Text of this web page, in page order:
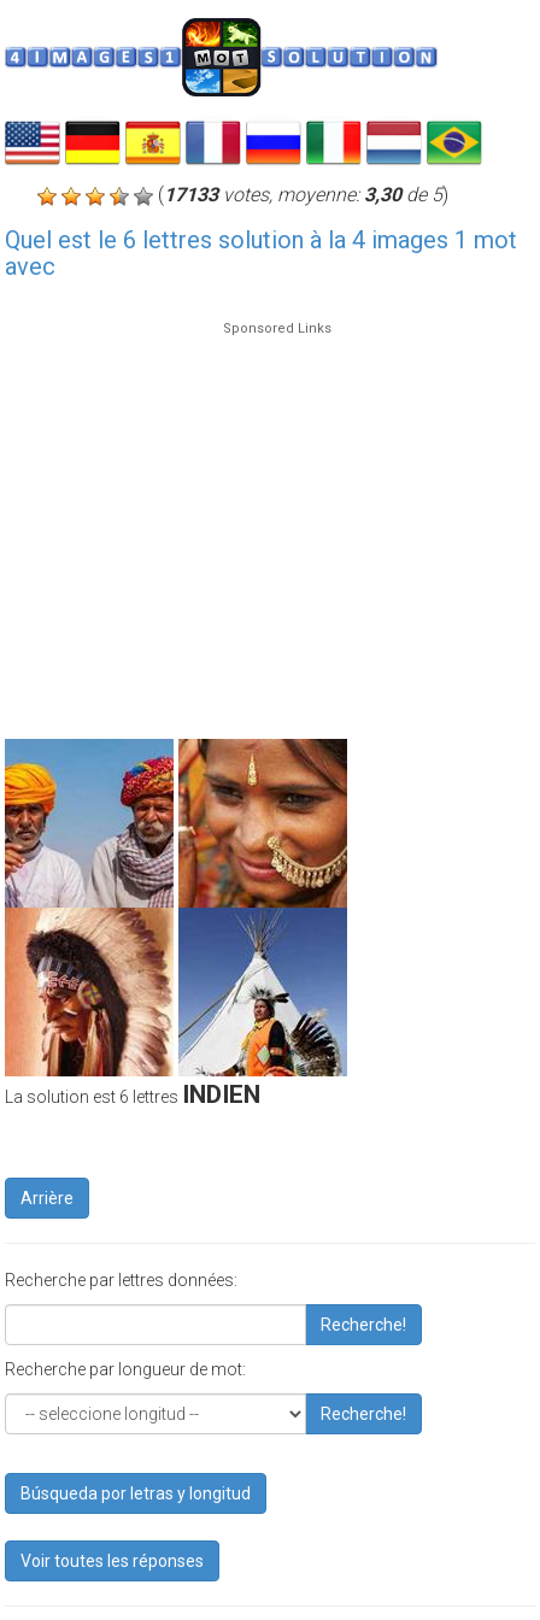
(17133votes, moyenne:3,30de 5)
Quel est le 6 lettres solution à la 4 images 1 mot
avec
Sponsored Links
La solution est 6 lettres INDIEN
Arrière
Recherche par lettres données:
Recherche!
Recherche par longueur de mot:
Recherche!
Búsqueda por letras y longitud
Voir toutes les réponses